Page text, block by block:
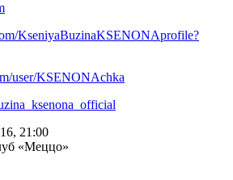
KseniyaBuzinaKSENONAprofile?
user/KSENONAchka
21:00
«Меццо»